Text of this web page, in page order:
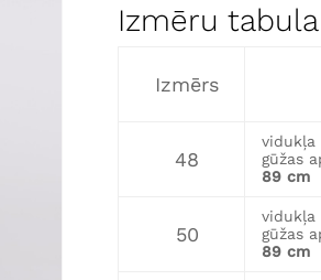
Izmēru tabula
Izmērs
48
vidukļa
gūžas
89 cm
50
vidukļa
gūžas
89 cm